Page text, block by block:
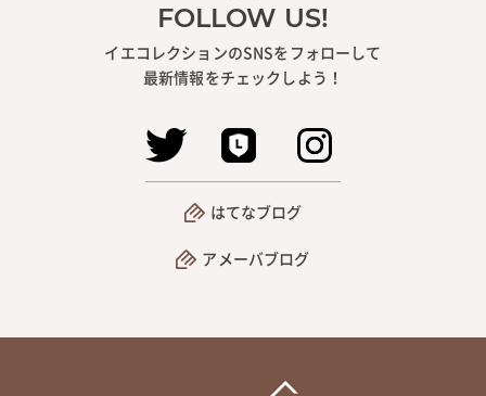
FOLLOW US!
イエコレクションのSNSをフォローして
最新情報をチェックしよう！
はてなブログ
アメーバブログ